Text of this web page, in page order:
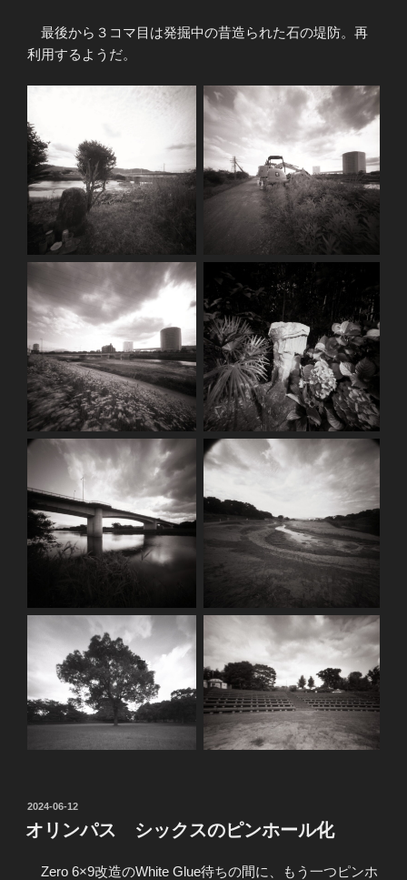
最後から３コマ目は発掘中の昔造られた石の堤防。再
利用するようだ。
投
稿
日:
2024-06-12
オリンパス シックスのピンホール化
Zero 6×9改造のWhite Glue待ちの間に、もう一つピンホ